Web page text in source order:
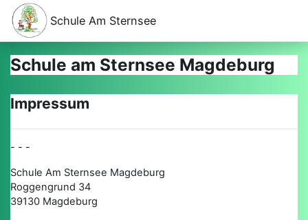
Zum Hauptinhalt
Schule Am Sternsee
Schule am Sternsee Magdeburg
Impressum
- - -
Schule Am Sternsee Magdeburg
Roggengrund 34
39130 Magdeburg